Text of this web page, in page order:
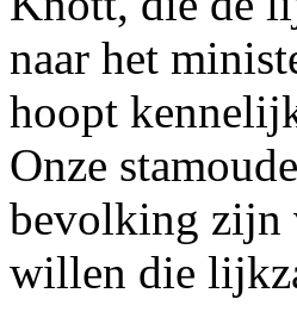
naar het
hoopt
Onze
bevolking zijn
willen die